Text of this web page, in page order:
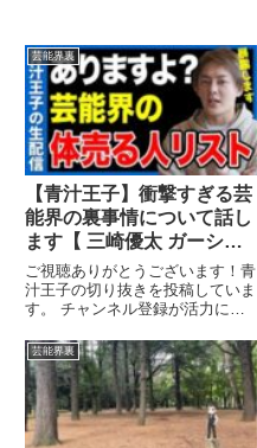
芸能界裏
【青汁王子】衝撃すぎる芸
能界の裏事情について話し
ます【 三崎優太 ガーシー
浜辺美波 川口春奈】
ご視聴ありがとうございます！青
汁王子の切り抜きを投稿していま
す。 チャンネル登録が活力にな
芸能界裏